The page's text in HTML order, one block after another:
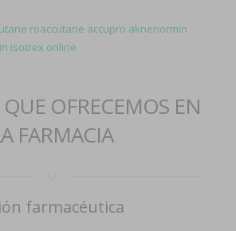
roaccutane accupro aknenormin
isotrex online
OFRECEMOS EN
FARMACIA
farmacéutica